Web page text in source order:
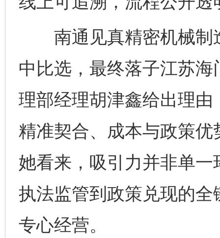
南通见真精密机械制
中比选，最终落子江苏
理部经理胡津鑫给出理
精准契合、成本与政策
她看来，吸引力并非单
执法监管到政策兑现的
专心经营。